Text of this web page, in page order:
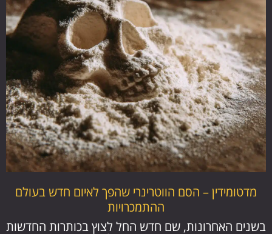
מדטומידין – הסם הווטרינרי שהפך לאיום חדש בעולם
ההתמכרויות
בשנים האחרונות, שם חדש החל לצוץ בכותרות החדשות